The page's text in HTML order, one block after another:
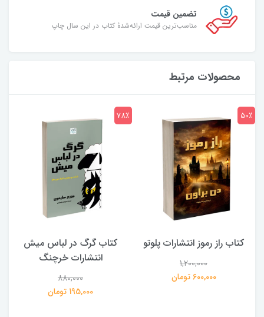
تضمین قیمت
مناسب‌ترین قیمت ارائه‌شدۀ کتاب در این سال چاپ
محصولات مرتبط
کتاب راز رموز انتشارات پلوتو
1,200,000
600,000 تومان
50٪
کتاب گرگ در لباس میش
انتشارات خرچنگ
880,000
195,000 تومان
78٪